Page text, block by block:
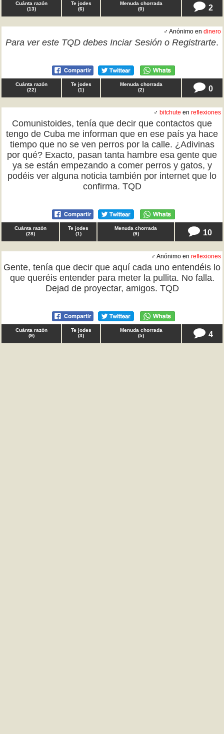
Cuánta razón
(13)
Te jodes
(6)
Menuda chorrada
(0) 2
♂ Anónimo en dinero
Para ver este TQD debes Inciar Sesión o Registrarte.
Cuánta razón
(22)
Te jodes
(1)
Menuda chorrada
(2) 0
♂ bitchute en reflexiones
Comunistoides, tenía que decir que contactos que
tengo de Cuba me informan que en ese país ya hace
tiempo que no se ven perros por la calle. ¿Adivinas
por qué? Exacto, pasan tanta hambre esa gente que
ya se están empezando a comer perros y gatos, y
podéis ver alguna noticia también por internet que lo
confirma. TQD
Cuánta razón
(28)
Te jodes
(1)
Menuda chorrada
(9) 10
♂ Anónimo en reflexiones
Gente, tenía que decir que aquí cada uno entendéis lo
que queréis entender para meter la pullita. No falla.
Dejad de proyectar, amigos. TQD
Cuánta razón
(9)
Te jodes
(3)
Menuda chorrada
(5) 4